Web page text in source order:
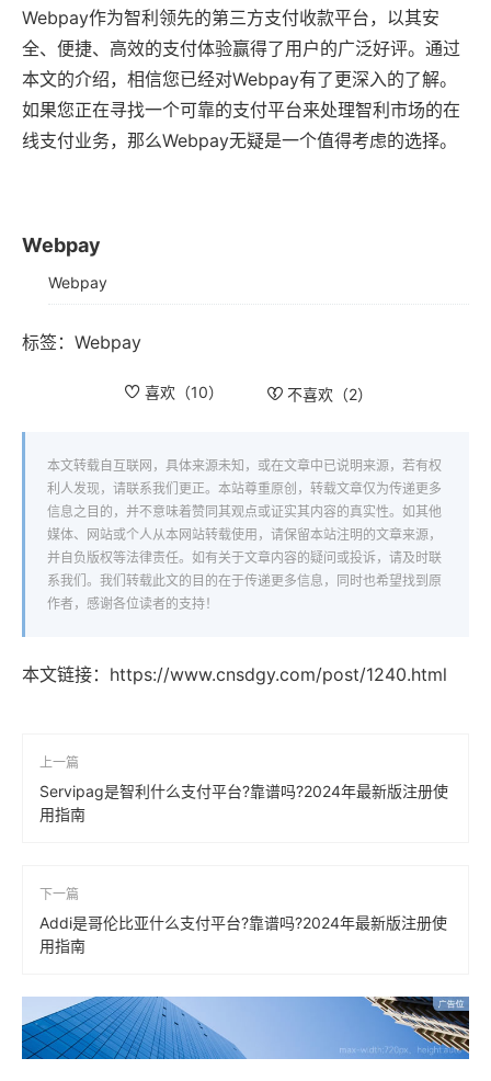
Webpay作为智利领先的第三方支付收款平台，以其安
全、便捷、高效的支付体验赢得了用户的广泛好评。通过
本文的介绍，相信您已经对Webpay有了更深入的了解。
如果您正在寻找一个可靠的支付平台来处理智利市场的在
线支付业务，那么Webpay无疑是一个值得考虑的选择。
Webpay
Webpay
标签： Webpay
喜欢（10） 不喜欢（2）
本文转载自互联网，具体来源未知，或在文章中已说明来源，若有权
利人发现，请联系我们更正。本站尊重原创，转载文章仅为传递更多
信息之目的，并不意味着赞同其观点或证实其内容的真实性。如其他
媒体、网站或个人从本网站转载使用，请保留本站注明的文章来源，
并自负版权等法律责任。如有关于文章内容的疑问或投诉，请及时联
系我们。我们转载此文的目的在于传递更多信息，同时也希望找到原
作者，感谢各位读者的支持！
本文链接： https://www.cnsdgy.com/post/1240.html
上一篇
Servipag是智利什么支付平台?靠谱吗?2024年最新版注册使
用指南
下一篇
Addi是哥伦比亚什么支付平台?靠谱吗?2024年最新版注册使
用指南